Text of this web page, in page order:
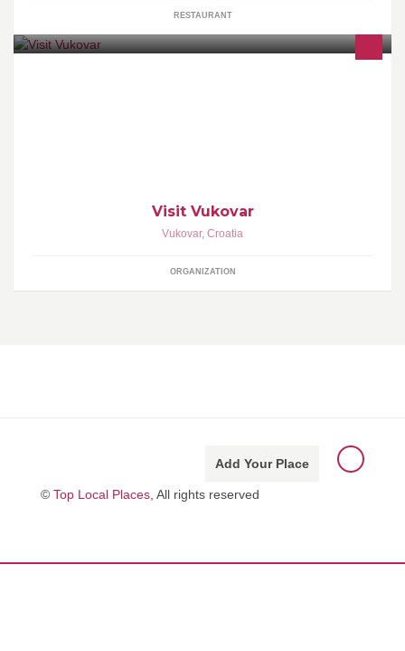
RESTAURANT
Visit Vukovar
Vukovar, Croatia
ORGANIZATION
Add Your Place
© Top Local Places , All rights reserved